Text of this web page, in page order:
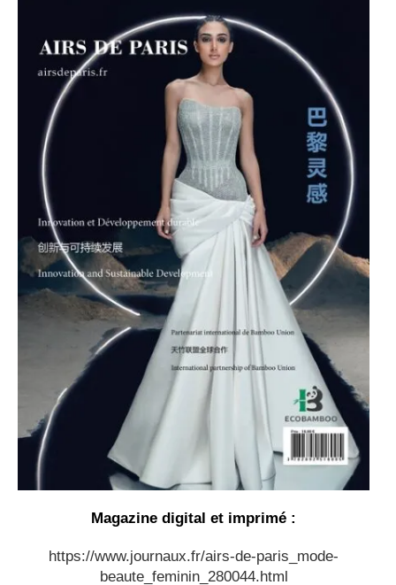
Magazine digital et imprimé :
https://www.journaux.fr/airs-de-paris_mode-
beaute_feminin_280044.html